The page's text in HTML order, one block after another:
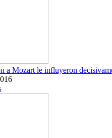
a Mozart le influyeron